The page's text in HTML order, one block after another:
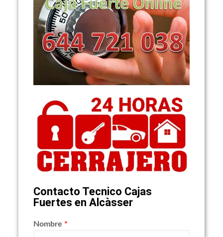
Contacto Tecnico Cajas
Fuertes en Alcàsser
Nombre *